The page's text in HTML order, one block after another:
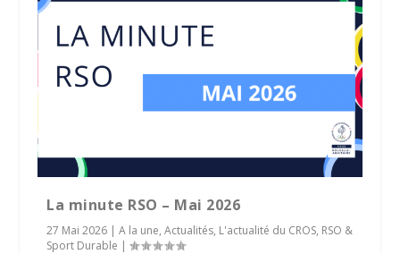
La minute RSO – Mai 2026
27 Mai 2026 |A la une,Actualités, L'actualité du CROS, RSO &
Sport Durable |